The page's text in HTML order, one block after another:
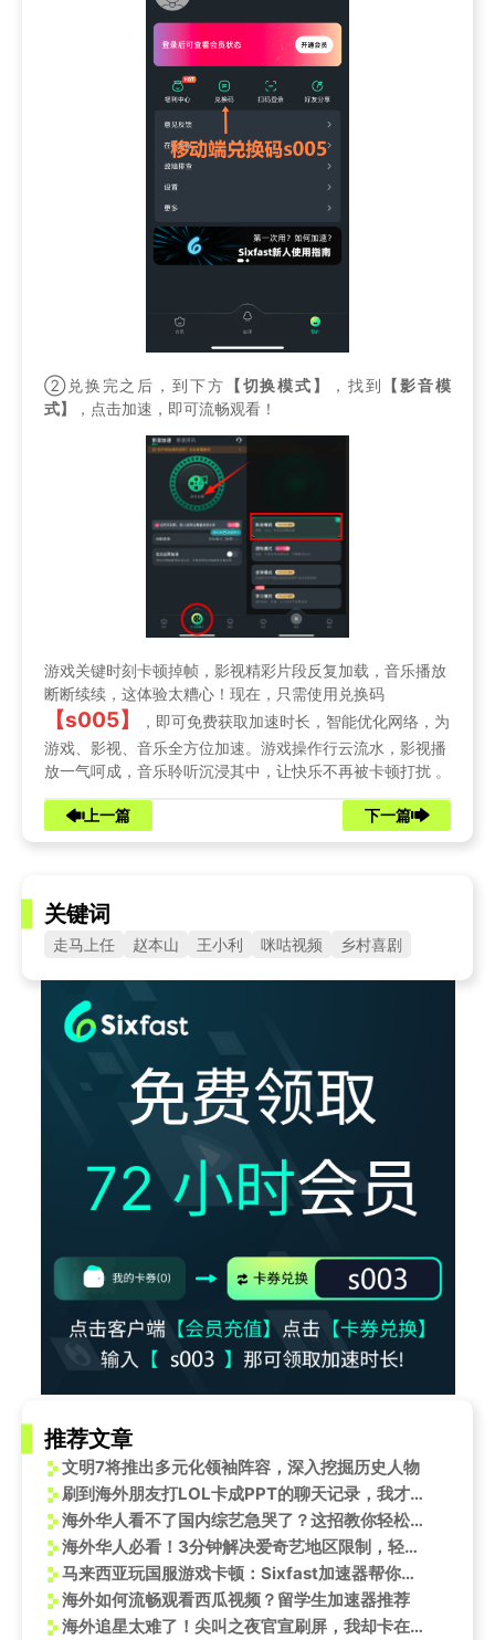
②兑换完之后，到下方 【切换模式】 ，找到
【影音模
式】
，点击加速，即可流畅观看！
游戏关键时刻卡顿掉帧，影视精彩片段反复加载，音乐播放
断断续续，这体验太糟心！现在，只需使用兑换码
【s005】
，即可免费获取加速时长，智能优化网络，为
游戏、影视、音乐全方位加速。游戏操作行云流水，影视播
放一气呵成，音乐聆听沉浸其中，让快乐不再被卡顿打扰 。
上一篇 下一篇
关键词
走马上任 赵本山 王小利 咪咕视频 乡村喜剧
推荐文章
文明7将推出多元化领袖阵容，深入挖掘历史人物
刷到海外朋友打LOL卡成PPT的聊天记录，我才发现：原来每个国服玩家都是隐藏的网速测试员
海外华人看不了国内综艺急哭了？这招教你轻松解锁《喜剧之王单口季》
海外华人必看！3分钟解决爱奇艺地区限制，轻松追《喜剧之王单口季2》
马来西亚玩国服游戏卡顿：Sixfast加速器帮你轻松解决
海外如何流畅观看西瓜视频？留学生加速器推荐
海外追星太难了！尖叫之夜官宣刷屏，我却卡在加载圈里急得跺脚